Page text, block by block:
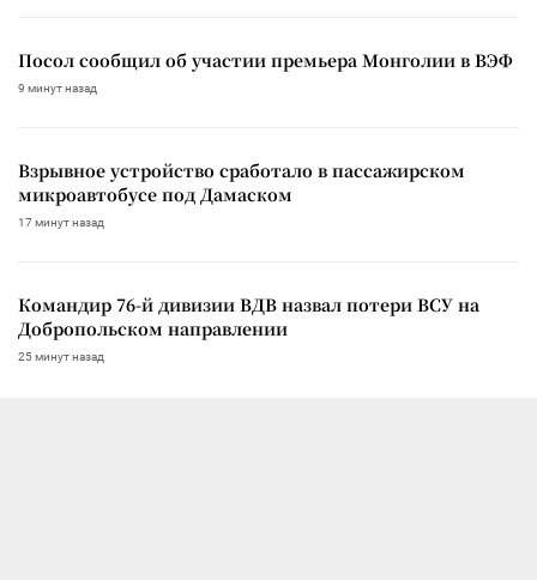
Посол сообщил об участии премьера Монголии в ВЭФ
9 минут назад
Взрывное устройство сработало в пассажирском
микроавтобусе под Дамаском
17 минут назад
Командир 76-й дивизии ВДВ назвал потери ВСУ на
Добропольском направлении
25 минут назад